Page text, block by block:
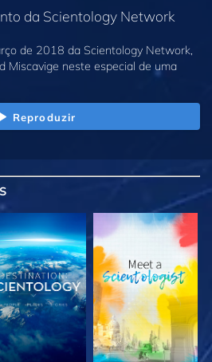
da Scientology Network
de 2018 da Scientology Network,
Miscavige neste especial de uma
Reproduzir